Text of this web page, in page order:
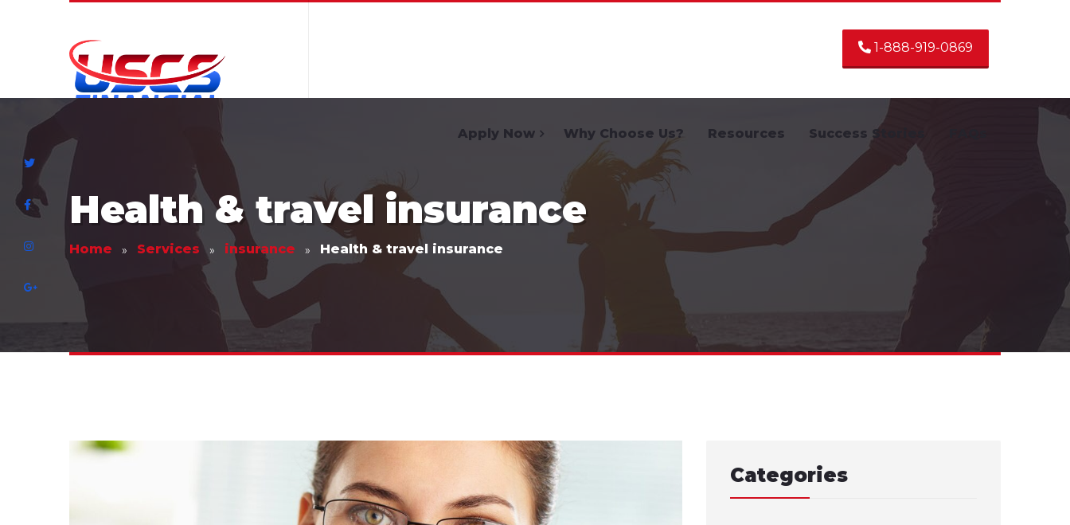
1-888-919-0869
Apply Now Why Choose Us? Resources Success Stories
Health & travel insurance
Home Services insurance Health & travel insurance
Categories